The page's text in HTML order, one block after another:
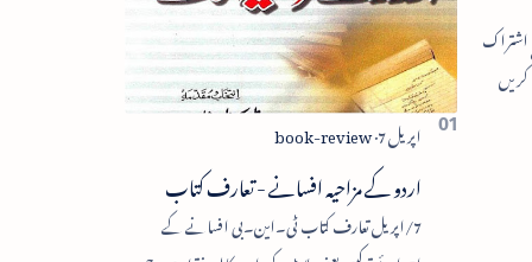
اردو کے مزاحیہ افسانے - تعارف کتاب
7/اپریل تعارف کتاب ٹی۔این۔بی افسانے کے